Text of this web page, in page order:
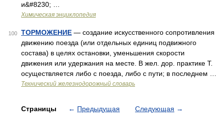
и&#8230; …
Химическая энциклопедия
100 ТОРМОЖЕНИЕ — создание искусственного сопротивления
движению поезда (или отдельных единиц подвижного
состава) в целях остановки, уменьшения скорости
движения или удержания на месте. В жел. дор. практике Т.
осуществляется либо с поезда, либо с пути; в последнем …
Технический железнодорожный словарь
Страницы ← Предыдущая Следующая →